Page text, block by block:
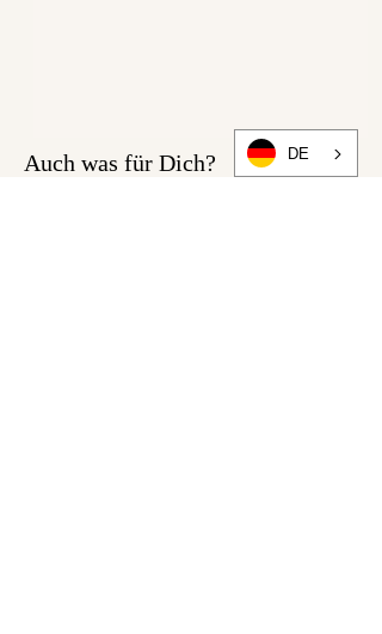
Auch was für Dich? DE